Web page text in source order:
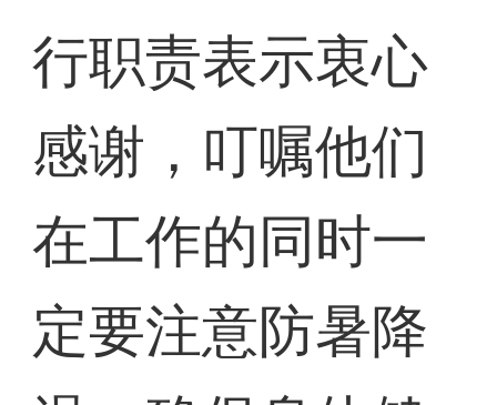
行职责表示衷心
感谢，叮嘱他们
在工作的同时一
定要注意防暑降